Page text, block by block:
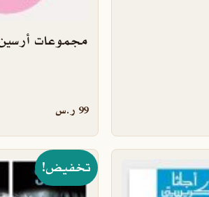
مجموعات
99 ر.س
على صفحة المنتجتخفيض!